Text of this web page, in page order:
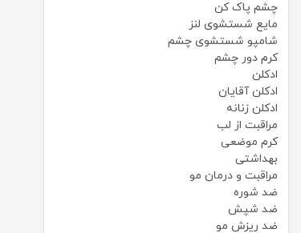
چشم پاک کن
مایع شستشوی لنز
شامپو شستشوی چشم
کرم دور چشم
ادکلن
ادکلن آقایان
ادکلن زنانه
مراقبت از لب
کرم موضعی
بهداشتی
مراقبت و درمان مو
ضد شوره
ضد شپش
ضد ریزش مو